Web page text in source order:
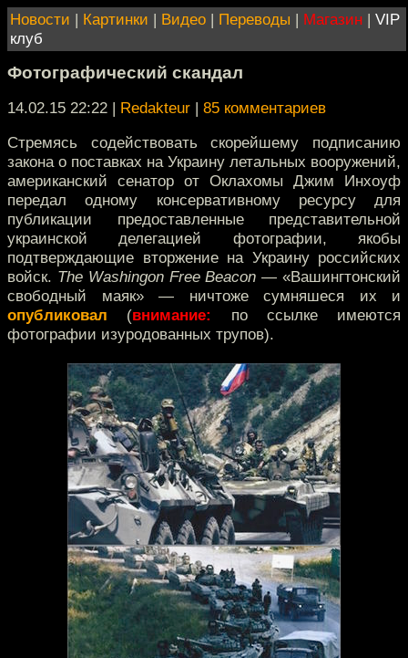
Новости | Картинки | Видео | Переводы | Магазин | VIP
клуб
Фотографический скандал
14.02.15 22:22 | Redakteur | 85 комментариев
Стремясь содействовать скорейшему подписанию
закона о поставках на Украину летальных вооружений,
американский сенатор от Оклахомы Джим Инхоуф
передал одному консервативному ресурсу для
публикации предоставленные представительной
украинской делегацией фотографии, якобы
подтверждающие вторжение на Украину российских
войск. The Washingon Free Beacon — «Вашингтонский
свободный маяк» — ничтоже сумняшеся их и
опубликовал (внимание:
по ссылке имеются
фотографии изуродованных трупов).